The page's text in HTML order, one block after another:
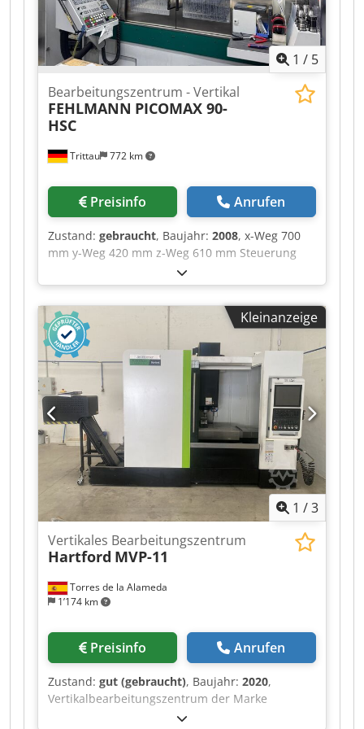
1 / 5
Trittau 772 km
Bearbeitungszentrum - Vertikal
FEHLMANN PICOMAX 90-
HSC
Preisinfo Anrufen
Zustand: gebraucht, Baujahr: 2008, x-Weg 700
mm y-Weg 420 mm z-Weg 610 mm Steuerung
Heidenhain Leistung 22 kVA Gewicht ca. 5.200 kg
Die Maschine befindet sich unserer
Einschätzung nach in einem guten gebrauchten
Zustand und kann nach Terminvereinbarung
unter Strom besichtigt werden. Technische
Merkmale & Zubehör: - Erowa Automation
Zubehör, abgebildete Werkzeuge und
Spannmittel gehören nur zum Lieferumfang
wenn dies in den Zusatzinformationen vermerkt
ist. Dkjdpszq Hkhjfx Ab Nsr Aenderungen und
Irrtuemer in den technischen Daten und
Angaben sowie Zwischenverkauf vorbehalten!
Kleinanzeige
1 /3
Torres de la Alameda
1’174 km
Vertikales Bearbeitungszentrum
Hartford MVP-11
Preisinfo Anrufen
Zustand: gut (gebraucht), Baujahr: 2020,
Vertikalbearbeitungszentrum der Marke
Hartford, Modell MVP-11, Baujahr 2020, mit